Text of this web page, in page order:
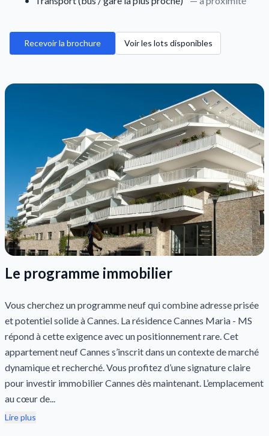
Recevoir la brochure Voir les lots disponibles
Le programme immobilier
Vous cherchez un programme neuf qui combine adresse prisée
et potentiel solide à Cannes. La résidence Cannes Maria - MS
répond à cette exigence avec un positionnement rare. Cet
appartement neuf Cannes s’inscrit dans un contexte de marché
dynamique et recherché. Vous profitez d’une signature claire
pour investir immobilier Cannes dès maintenant. L’emplacement
au cœur de...
Lire plus